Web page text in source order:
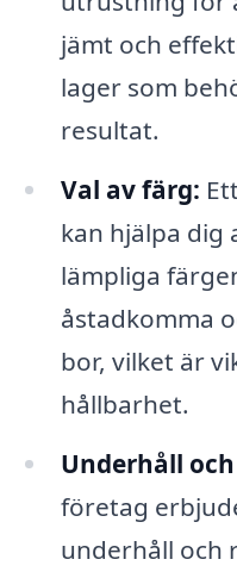
jämt och
lager som
resultat.
Val av färg:
kan hjälpa dig
lämpliga
åstadkomma
bor, vilket är
hållbarhet.
Underhåll
företag
underhåll och